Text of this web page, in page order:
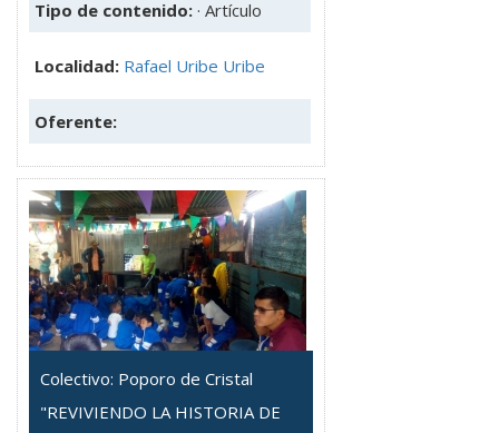
Tipo de contenido: · Artículo
Localidad: Rafael Uribe Uribe
Oferente:
Colectivo: Poporo de Cristal
"REVIVIENDO LA HISTORIA DE